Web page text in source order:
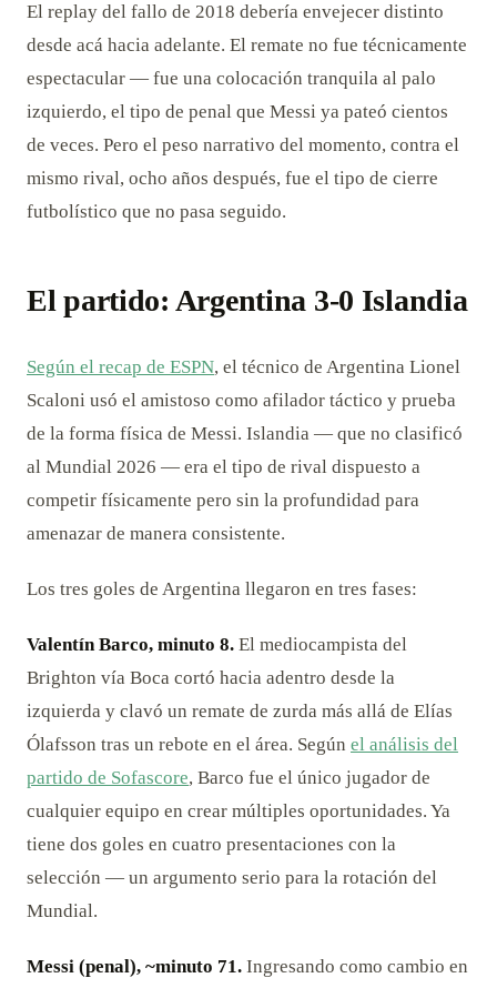
El replay del fallo de 2018 debería envejecer distinto
desde acá hacia adelante. El remate no fue técnicamente
espectacular — fue una colocación tranquila al palo
izquierdo, el tipo de penal que Messi ya pateó cientos
de veces. Pero el peso narrativo del momento, contra el
mismo rival, ocho años después, fue el tipo de cierre
futbolístico que no pasa seguido.
El partido: Argentina 3-0 Islandia
Según el recap de ESPN, el técnico de Argentina Lionel
Scaloni usó el amistoso como afilador táctico y prueba
de la forma física de Messi. Islandia — que no clasificó
al Mundial 2026 — era el tipo de rival dispuesto a
competir físicamente pero sin la profundidad para
amenazar de manera consistente.
Los tres goles de Argentina llegaron en tres fases:
Valentín Barco, minuto 8. El mediocampista del
Brighton vía Boca cortó hacia adentro desde la
izquierda y clavó un remate de zurda más allá de Elías
Ólafsson tras un rebote en el área. Según el análisis del
partido de Sofascore, Barco fue el único jugador de
cualquier equipo en crear múltiples oportunidades. Ya
tiene dos goles en cuatro presentaciones con la
selección — un argumento serio para la rotación del
Mundial.
Messi (penal), ~minuto 71. Ingresando como cambio en